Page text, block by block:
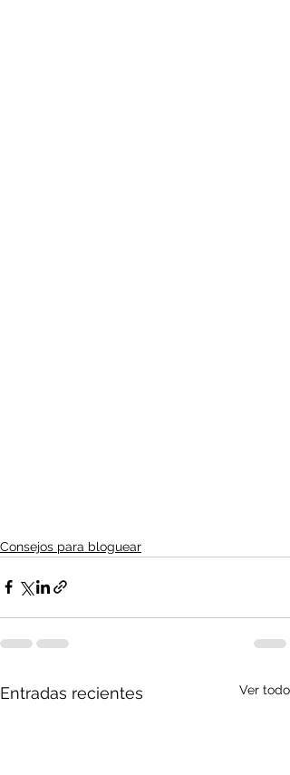
Consejos para bloguear
Entradas recientes Ver todo